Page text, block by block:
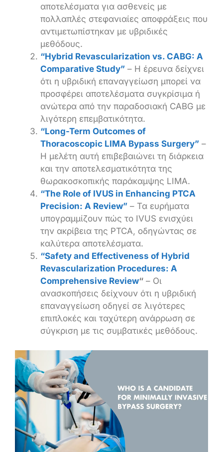
αποτελέσματα για ασθενείς με
πολλαπλές στεφανιαίες αποφράξεις που
αντιμετωπίστηκαν με υβριδικές
μεθόδους.
“Hybrid Revascularization vs. CABG: A
Comparative Study” – Η έρευνα δείχνει
ότι η υβριδική επαναγγείωση μπορεί να
προσφέρει αποτελέσματα συγκρίσιμα ή
ανώτερα από την παραδοσιακή CABG με
λιγότερη επεμβατικότητα.
“Long-Term Outcomes of
Thoracoscopic LIMA Bypass Surgery” –
Η μελέτη αυτή επιβεβαιώνει τη διάρκεια
και την αποτελεσματικότητα της
θωρακοσκοπικής παράκαμψης LIMA.
“The Role of IVUS in Enhancing PTCA
Precision: A Review” – Τα ευρήματα
υπογραμμίζουν πώς το IVUS ενισχύει
την ακρίβεια της PTCA, οδηγώντας σε
καλύτερα αποτελέσματα.
“Safety and Effectiveness of Hybrid
Revascularization Procedures: A
Comprehensive Review“ – Οι
ανασκοπήσεις δείχνουν ότι η υβριδική
επαναγγείωση οδηγεί σε λιγότερες
επιπλοκές και ταχύτερη ανάρρωση σε
σύγκριση με τις συμβατικές μεθόδους.